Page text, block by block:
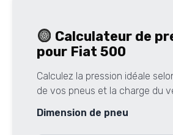
Calculateur de
pour Fiat 500
Calculez la pression idéale
de vos pneus et la charge du
Dimension de pneu